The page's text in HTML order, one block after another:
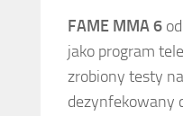
FAME MMA 6
jako program
zrobiony testy
dezynfekowany